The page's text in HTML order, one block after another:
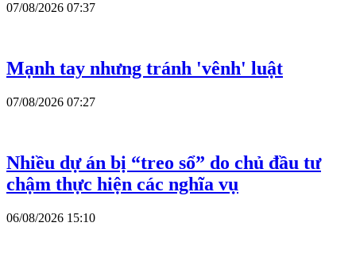
07/08/2026 07:37
Mạnh tay nhưng tránh 'vênh' luật
07/08/2026 07:27
Nhiều dự án bị “treo sổ” do chủ đầu tư
chậm thực hiện các nghĩa vụ
06/08/2026 15:10